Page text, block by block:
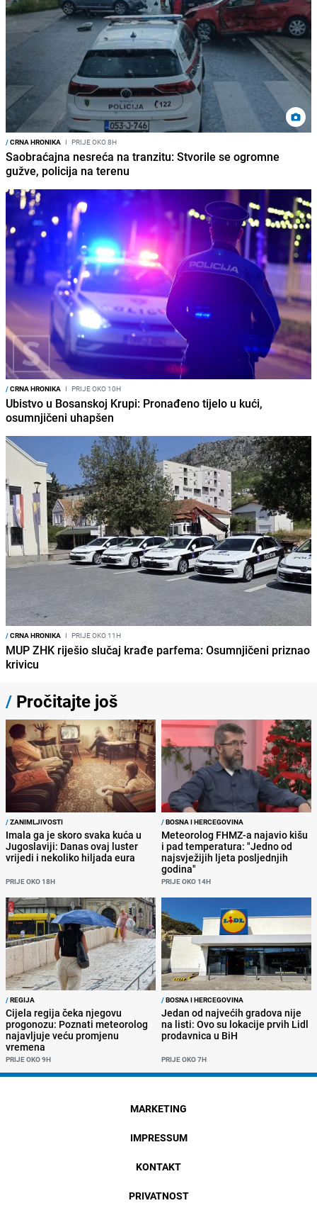
/CRNA HRONIKA I PRIJE OKO 8H
Saobraćajna nesreća na tranzitu: Stvorile se ogromne
gužve, policija na terenu
/CRNA HRONIKA I PRIJE OKO 10H
Ubistvo u Bosanskoj Krupi: Pronađeno tijelo u kući,
osumnjičeni uhapšen
/CRNA HRONIKA I PRIJE OKO 11H
MUP ZHK riješio slučaj krađe parfema: Osumnjičeni priznao
krivicu
/ Pročitajte još
/ZANIMLJIVOSTI
Imala ga je skoro svaka kuća u
Jugoslaviji: Danas ovaj luster
vrijedi i nekoliko hiljada eura
PRIJE OKO 18H
/BOSNA I HERCEGOVINA
Meteorolog FHMZ-a najavio kišu
i pad temperatura: "Jedno od
najsvježijih ljeta posljednjih
godina"
PRIJE OKO 14H
/REGIJA
Cijela regija čeka njegovu
progonozu: Poznati meteorolog
najavljuje veću promjenu
vremena
PRIJE OKO 9H
/BOSNA I HERCEGOVINA
Jedan od najvećih gradova nije
na listi: Ovo su lokacije prvih Lidl
prodavnica u BiH
PRIJE OKO 7H
MARKETING
IMPRESSUM
KONTAKT
PRIVATNOST